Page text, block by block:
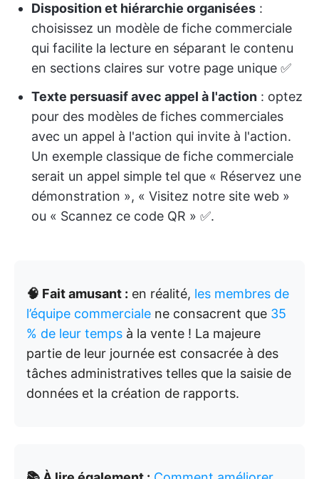
Disposition et hiérarchie organisées :
choisissez un modèle de fiche commerciale
qui facilite la lecture en séparant le contenu
en sections claires sur votre page unique ✅
Texte persuasif avec appel à l'action : optez
pour des modèles de fiches commerciales
avec un appel à l'action qui invite à l'action.
Un exemple classique de fiche commerciale
serait un appel simple tel que « Réservez une
démonstration », « Visitez notre site web »
ou « Scannez ce code QR » ✅.
🧠 Fait amusant : en réalité, les membres de
l’équipe commerciale ne consacrent que 35
% de leur temps à la vente ! La majeure
partie de leur journée est consacrée à des
tâches administratives telles que la saisie de
données et la création de rapports.